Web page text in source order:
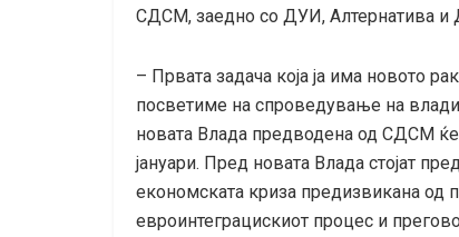
СДСМ, заедно со ДУИ, Алтернатива и
– Првата задача која ја има новото
посветиме на спроведување на
новата Влада предводена од СДСМ
јануари. Пред новата Влада стојат
економската криза предизвикана од
евроинтеграцискиот процес и